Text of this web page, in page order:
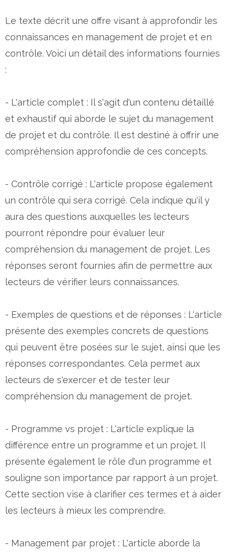
Le texte décrit une offre visant à approfondir les
connaissances en management de projet et en
contrôle. Voici un détail des informations fournies
:
- L'article complet : Il s'agit d'un contenu détaillé
et exhaustif qui aborde le sujet du management
de projet et du contrôle. Il est destiné à offrir une
compréhension approfondie de ces concepts.
- Contrôle corrigé : L'article propose également
un contrôle qui sera corrigé. Cela indique qu'il y
aura des questions auxquelles les lecteurs
pourront répondre pour évaluer leur
compréhension du management de projet. Les
réponses seront fournies afin de permettre aux
lecteurs de vérifier leurs connaissances.
- Exemples de questions et de réponses : L'article
présente des exemples concrets de questions
qui peuvent être posées sur le sujet, ainsi que les
réponses correspondantes. Cela permet aux
lecteurs de s'exercer et de tester leur
compréhension du management de projet.
- Programme vs projet : L'article explique la
différence entre un programme et un projet. Il
présente également le rôle d'un programme et
souligne son importance par rapport à un projet.
Cette section vise à clarifier ces termes et à aider
les lecteurs à mieux les comprendre.
- Management par projet : L'article aborde la